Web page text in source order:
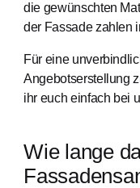
die gewünschten
der Fassade zahlen
Für eine
Angebotserstellung
ihr euch einfach bei
Wie lange